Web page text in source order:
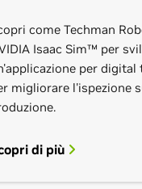
e
come Techman
Isaac Sim™ per
per digital
migliorare l'ispezione
di più